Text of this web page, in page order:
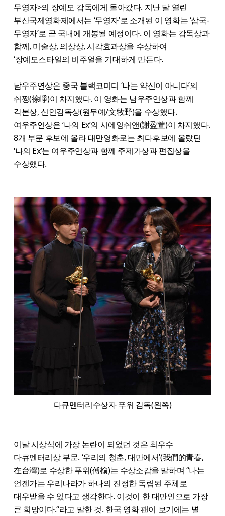
무영자>의 장예모 감독에게 돌아갔다. 지난 달 열린
부산국제영화제에서는 ‘무영자’로 소개된 이 영화는 ‘삼국-
무영자’로 곧 국내에 개봉될 예정이다. 이 영화는 감독상과
함께, 미술상, 의상상, 시각효과상을 수상하여
‘장예모스타일의 비주얼을 기대하게 만든다.
남우주연상은 중국 블랙코미디 ‘나는 약신이 아니다’의
쉬쩡(徐崢)이 차지했다. 이 영화는 남우주연상과 함께
각본상, 신인감독상(원무예/文牧野)을 수상했다.
여우주연상은 ‘나의 Ex’의 시에잉쉬앤(謝盈萱)이 차지했다.
8개 부문 후보에 올라 대만영화로는 최다후보에 올랐던
‘나의 Ex’는 여우주연상과 함께 주제가상과 편집상을
수상했다.
다큐멘터리수상자 푸위 감독(왼쪽)
이날 시상식에 가장 논란이 되었던 것은 최우수
다큐멘터리상 부문. ‘우리의 청춘, 대만에서’(我們的青春,
在台灣)로 수상한 푸위(傅榆)는 수상소감을 말하며 “나는
언젠가는 우리나라가 하나의 진정한 독립된 주체로
대우받을 수 있다고 생각한다. 이것이 한 대만인으로 가장
큰 희망이다.“라고 말한 것. 한국 영화 팬이 보기에는 별